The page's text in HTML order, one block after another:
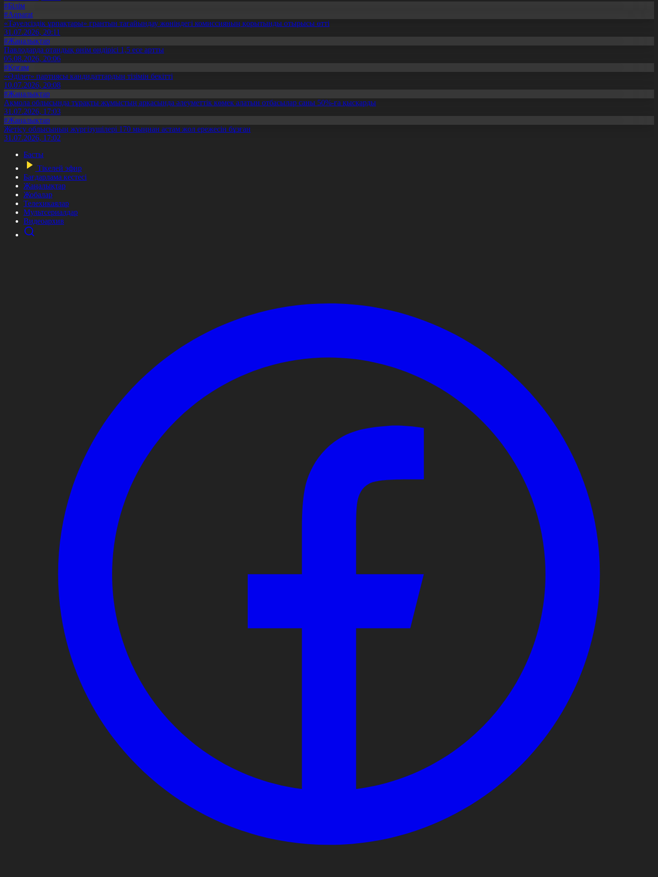
#Білім
#Aqparat
«Тәуелсіздік ұрпақтары» грантын тағайындау жөніндегі комиссияның қорытынды отырысы өтті
31.07.2026, 20:11
#Жаңалықтар
Павлодарда отандық өнім өндірісі 1,5 есе артты
05.08.2026, 20:06
#Қоғам
«Әділет» партиясы кандидаттардың тізімін бекітті
10.07.2026, 20:08
#Жаңалықтар
Ақмола облысында тұрақты жұмыстың арқасында әлеуметтік көмек алатын отбасылар саны 50%-ға қысқарды
31.07.2026, 17:03
#Жаңалықтар
Жетісу облысының жүргізушілері 170 мыңнан астам жол ережесін бұзған
31.07.2026, 17:02
Басты
Тікелей эфир
Бағдарлама кестесі
Жаңалықтар
Жобалар
Телехикаялар
Мультсериалдар
Видеоархив